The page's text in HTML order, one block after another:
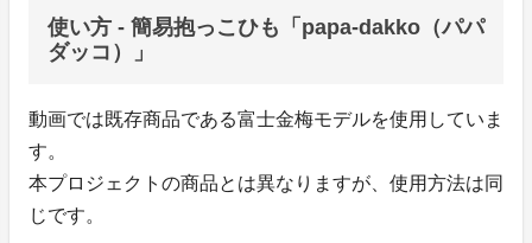
使い方 - 簡易抱っこひも「papa-dakko（パパ
ダッコ）」
動画では既存商品である富士金梅モデルを使用していま
す。
本プロジェクトの商品とは異なりますが、使用方法は同
じです。